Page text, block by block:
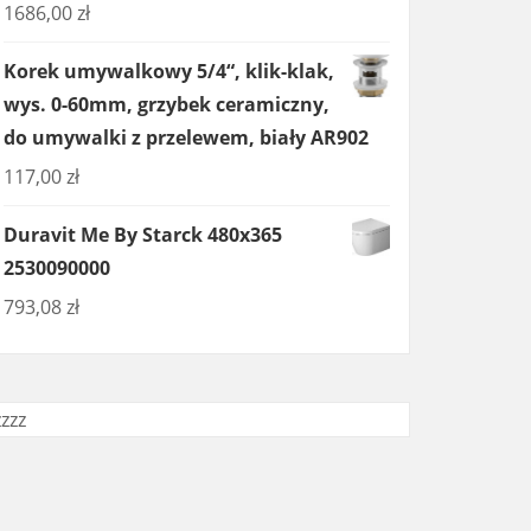
1686,00zł
Korek umywalkowy 5/4“, klik-klak,
wys. 0-60mm, grzybek ceramiczny,
do umywalki z przelewem, biały AR902
117,00zł
Duravit Me By Starck 480x365
2530090000
793,08zł